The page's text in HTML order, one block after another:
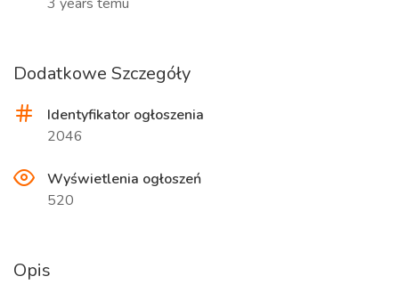
Dodatkowe Szczegóły
Identyfikator ogłoszenia
2046
Wyświetlenia ogłoszeń
520
Opis